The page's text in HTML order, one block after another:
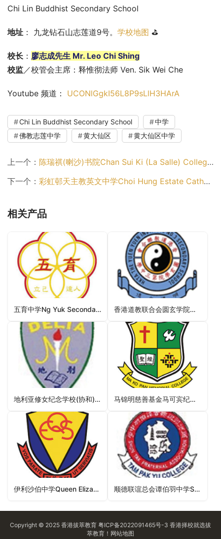
Chi Lin Buddhist Secondary School
地址 ： 九龙钻石山志莲道9号。 学校地图 ⛳
校长 ： 廖志成先生 Mr. Leo Chi Shing
校监 ／校管会主席：释惟彻法师 Ven. Sik Wei Che
Youtube 频道： UCONlGgkI56L8P9sLlH3HArA
Chi Lin Buddhist Secondary School
中学
佛教志莲中学
黄大仙区 黄大仙区中学
上一个： 陈瑞祺(喇沙)书院Chan Sui Ki (La Salle) College（九龙城区中学）
下一个： 彩虹邨天主教英文中学Choi Hung Estate Catholic Secondary School（黄大仙区中学）
相关产品
五育中学Ng Yuk Secondary School（沙田区中学） 香港道教联合会圆玄学院第三中学HKTA The Yuen Yuen Institute No.3 Secondary School（西贡区中学）
地利亚修女纪念学校(协和)Delia Memorial School (Hip Wo)（观塘区中学） 马锦明慈善基金马可宾纪念中学Stewards MKMCF Ma Ko Pan Memorial College（屯门区中学）
伊利沙伯中学Queen Elizabeth School（油尖旺区中学） 顺德联谊总会谭伯羽中学Shun Tak Fraternal Association Tam Pak Yu College（屯门区中学）
Copyright © 2025 香港拔萃教育 粤ICP备2022091465号-3 香港择校就选拔
萃教育！ 网站地图